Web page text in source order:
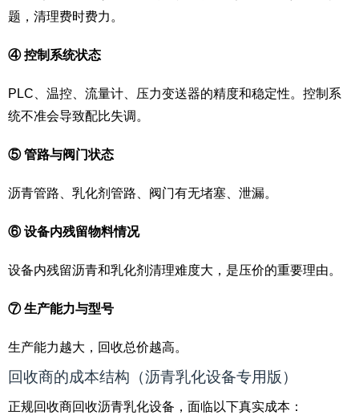
题，清理费时费力。
④ 控制系统状态
PLC、温控、流量计、压力变送器的精度和稳定性。控制系
统不准会导致配比失调。
⑤ 管路与阀门状态
沥青管路、乳化剂管路、阀门有无堵塞、泄漏。
⑥ 设备内残留物料情况
设备内残留沥青和乳化剂清理难度大，是压价的重要理由。
⑦ 生产能力与型号
生产能力越大，回收总价越高。
回收商的成本结构（沥青乳化设备专用版）
正规回收商回收沥青乳化设备，面临以下真实成本：